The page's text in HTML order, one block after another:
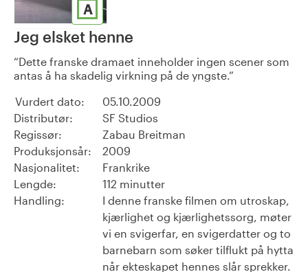
A
Jeg elsket henne
Dette franske dramaet inneholder ingen scener som
antas å ha skadelig virkning på de yngste.
Vurdert dato:
05.10.2009
Distributør:
SF Studios
Regissør:
Zabau Breitman
Produksjonsår:
2009
Nasjonalitet:
Frankrike
Lengde:
112 minutter
Handling:
I denne franske filmen om utroskap,
kjærlighet og kjærlighetssorg, møter
vi en svigerfar, en svigerdatter og to
barnebarn som søker tilflukt på hytta
når ekteskapet hennes slår sprekker.